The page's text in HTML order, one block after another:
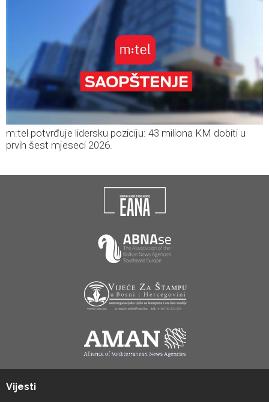
m:tel potvrđuje lidersku poziciju: 43 miliona KM dobiti u
prvih šest mjeseci 2026.
Vijesti